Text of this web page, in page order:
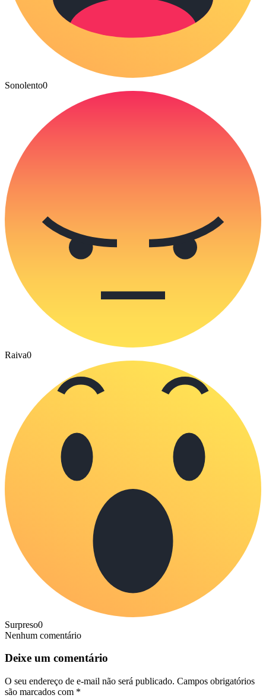
Sonolento0
Raiva0
Surpreso0
Nenhum comentário
Deixe um comentário
O seu endereço de e-mail não será publicado. Campos obrigatórios
são marcados com *